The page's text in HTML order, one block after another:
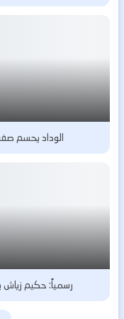
الوداد يحسم
رسمياً: حكيم زياش